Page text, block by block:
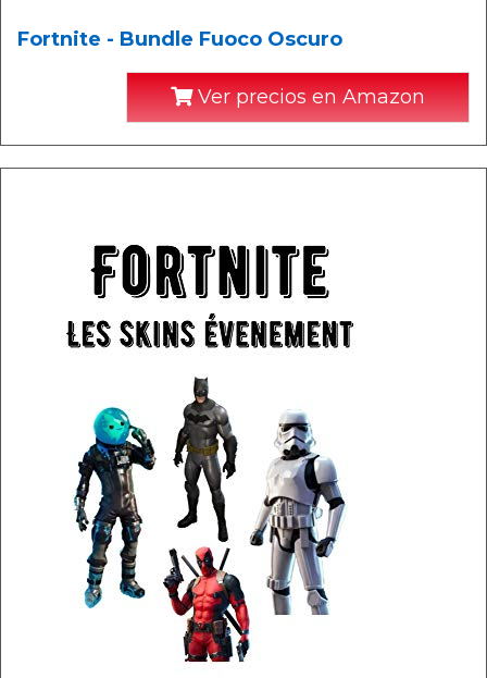
Fortnite - Bundle Fuoco Oscuro
Ver precios en Amazon